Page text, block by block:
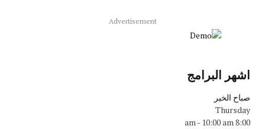
Advertisement
اشهر البرامج
صباح الخير
Thursday
8:00 am
- 10:00 am